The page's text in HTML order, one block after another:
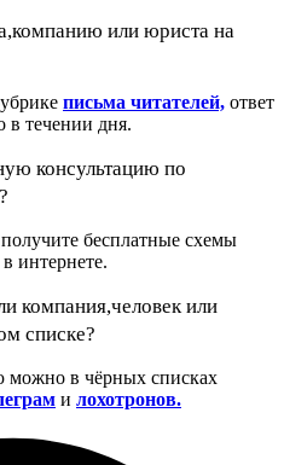
или юриста на
письма читателей, ответ
в течении дня.
консультацию по
бесплатные схемы
интернете.
компания,человек или
списке?
в чёрных списках
и лохотронов.